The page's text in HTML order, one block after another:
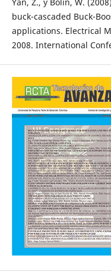
buck-cascaded Buck-
applications. Electrical
2008. International